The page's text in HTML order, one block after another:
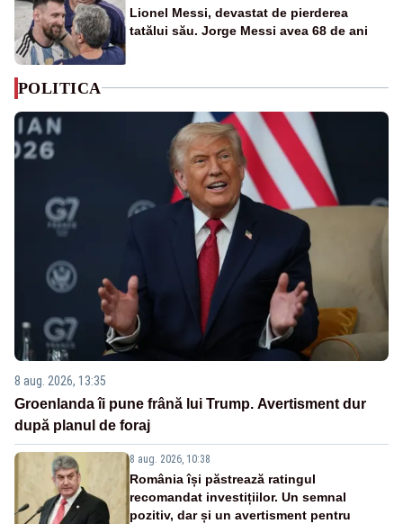
Lionel Messi, devastat de pierderea
tatălui său. Jorge Messi avea 68 de ani
POLITICA
8 aug. 2026, 13:35
Groenlanda îi pune frână lui Trump. Avertisment dur
după planul de foraj
8 aug. 2026, 10:38
România își păstrează ratingul
recomandat investițiilor. Un semnal
pozitiv, dar și un avertisment pentru